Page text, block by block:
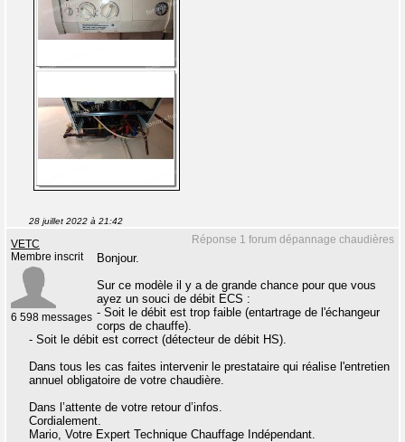
28 juillet 2022 à 21:42
Réponse 1 forum dépannage chaudières
VETC
Membre inscrit
6 598 messages
Bonjour.
Sur ce modèle il y a de grande chance pour que vous
ayez un souci de débit ECS :
- Soit le débit est trop faible (entartrage de l'échangeur
corps de chauffe).
- Soit le débit est correct (détecteur de débit HS).
Dans tous les cas faites intervenir le prestataire qui réalise l'entretien
annuel obligatoire de votre chaudière.
Dans l’attente de votre retour d’infos.
Cordialement.
Mario, Votre Expert Technique Chauffage Indépendant.